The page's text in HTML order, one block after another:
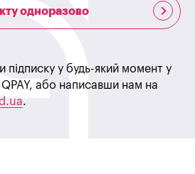
одноразово
підписку у будь-який момент у
або написавши нам на
.